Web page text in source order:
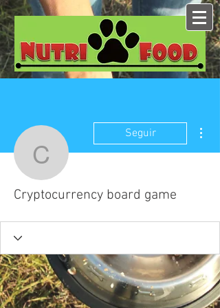
Cryptocurrency
Seguir
Cryptocurrency board game